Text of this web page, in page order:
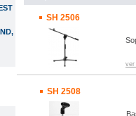
SH 2506
ver
SH 2508